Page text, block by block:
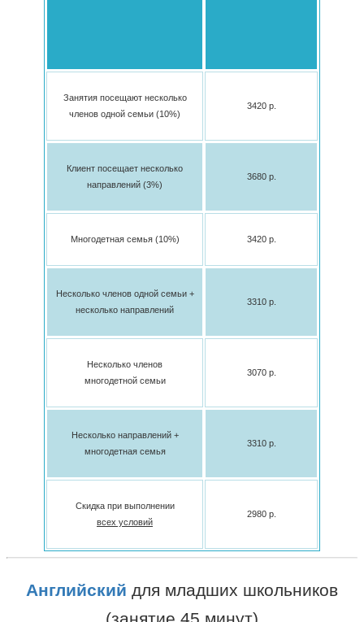
Занятия посещают несколько
членов одной семьи (10%)
3420 p.
Клиент посещает несколько
направлений (3%)
3680 p.
Многодетная семья (10%) 3420 p.
Несколько членов одной семьи +
несколько направлений
3310 p.
Несколько членов
многодетной семьи
3070 p.
Несколько направлений +
многодетная семья
3310 p.
Скидка при выполнении
всех условий
2980 p.
Английский для младших школьников